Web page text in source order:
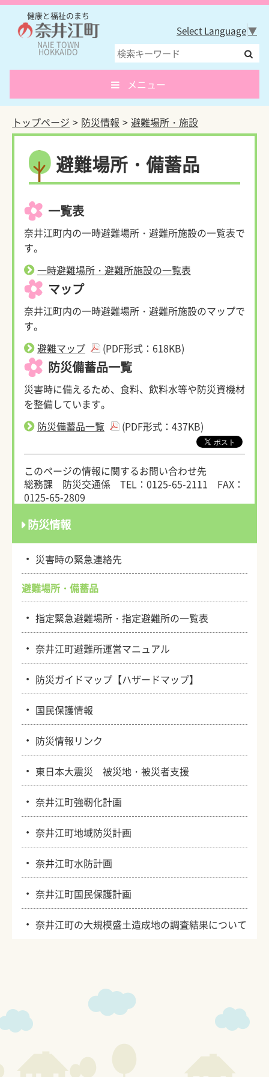
健康と福祉のまち
NAIE TOWN
HOKKAIDO
Select Language▼
メニュー
トップページ 防災情報 避難場所・施設
避難場所・備蓄品
一覧表
奈井江町内の一時避難場所・避難所施設の一覧表で
す。
一時避難場所・避難所施設の一覧表
マップ
奈井江町内の一時避難場所・避難所施設のマップで
す。
避難マップ
(PDF形式：618KB)
防災備蓄品一覧
災害時に備えるため、食料、飲料水等や防災資機材
を整備しています。
防災備蓄品一覧
(PDF形式：437KB)
このページの情報に関するお問い合わせ先
総務課 防災交通係
TEL：0125-65-2111
FAX：
0125-65-2809
防災情報
・ 災害時の緊急連絡先
避難場所・備蓄品
・指定緊急避難場所・指定避難所の一覧表
・奈井江町避難所運営マニュアル
・ 防災ガイドマップ【ハザードマップ】
・ 国民保護情報
・ 防災情報リンク
・ 東日本大震災 被災地・被災者支援
・奈井江町強靭化計画
・奈井江町地域防災計画
・奈井江町水防計画
・奈井江町国民保護計画
・奈井江町の大規模盛土造成地の調査結果について